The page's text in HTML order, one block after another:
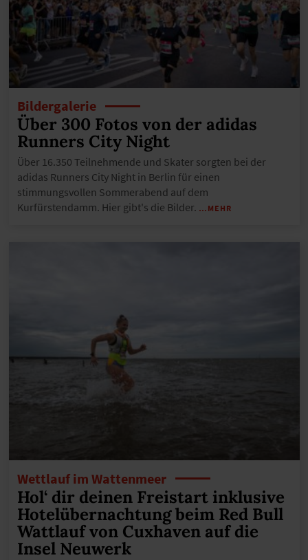
Bildergalerie
Über 300 Fotos von der adidas
Runners City Night
Über 16.350 Teilnehmende und Skater sorgten bei der
adidas Runners City Night in Berlin für einen
stimmungsvollen Sommerabend auf dem
Kurfürstendamm. Hier gibt's die Bilder. …MEHR
Wettlauf im Wattenmeer
Hol‘ dir deinen Freistart inklusive
Hotelübernachtung beim Red Bull
Wattlauf von Cuxhaven auf die
Insel Neuwerk